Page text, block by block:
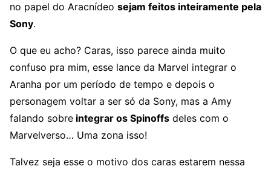
no papel do Aracnídeo sejam feitos inteiramente pela
Sony.
O que eu acho? Caras, isso parece ainda muito
confuso pra mim, esse lance da Marvel integrar o
Aranha por um período de tempo e depois o
personagem voltar a ser só da Sony, mas a Amy
falando sobre integrar os Spinoffs deles com o
Marvelverso… Uma zona isso!
Talvez seja esse o motivo dos caras estarem nessa